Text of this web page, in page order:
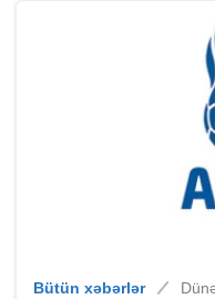
Bütün xəbərlər